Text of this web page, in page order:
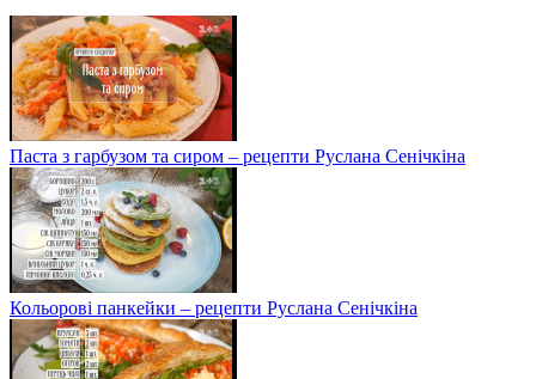
Паста з гарбузом та сиром – рецепти Руслана Сенічкіна
Кольорові панкейки – рецепти Руслана Сенічкіна